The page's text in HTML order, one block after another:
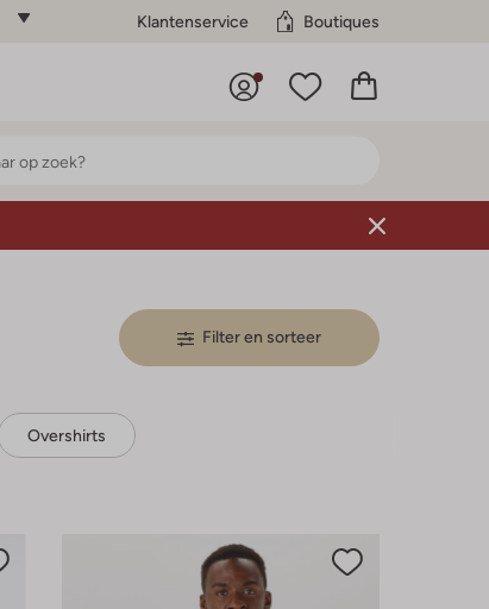
Klantenservice Boutiques
Filter en sorteer
Overshirts